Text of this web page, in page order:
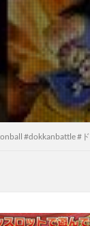
#dokkanbattle #ド